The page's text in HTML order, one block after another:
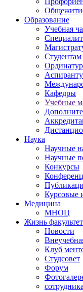
Образование
Учебная
Студентам
Кафедры
Учебные
Наука
Научные
Научные
Конкурсы
Курсовые
Медицина
МНОЦ
Жизнь
Новости
Клуб
Студсовет
Форум